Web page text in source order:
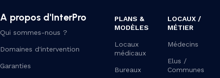
A propos d'InterPro
Qui sommes-nous ?
Domaines d'intervention
Garanties
PLANS &
MODÈLES
Locaux
médicaux
Bureaux
LOCAUX /
MÉTIER
Médecins
Elus /
Communes